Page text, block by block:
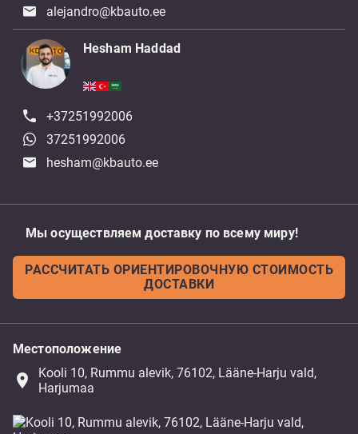
alejandro@kbauto.ee
Hesham Haddad
+37251992006
37251992006
hesham@kbauto.ee
Мы осуществляем доставку по всему миру!
РАССЧИТАТЬ ОРИЕНТИРОВОЧНУЮ СТОИМОСТЬ
ДОСТАВКИ
Местоположение
place
Kooli 10, Rummu alevik, 76102, Lääne-Harju vald,
Harjumaa